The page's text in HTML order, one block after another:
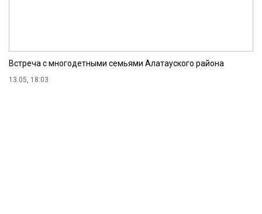
Встреча с многодетными семьями Алатауского района
13.05, 18:03